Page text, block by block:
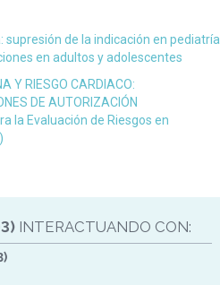
supresión de la indicación en pediatría
en adultos y adolescentes
Y RIESGO CARDIACO:
DE AUTORIZACIÓN
la Evaluación de Riesgos en
INTERACTUANDO CON: